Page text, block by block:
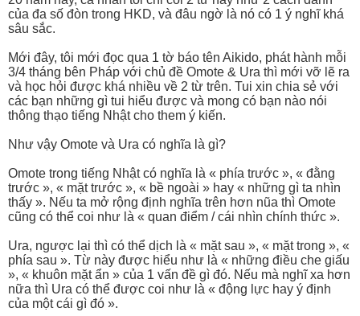
của đa số đòn trong HKD, và đâu ngờ là nó có 1 ý nghĩ khá
sâu sắc.
Mới đây, tôi mới đọc qua 1 tờ báo tên Aikido, phát hành mỗi
3/4 tháng bên Pháp với chủ đề Omote & Ura thì mới vỡ lẽ ra
và học hỏi được khá nhiều về 2 từ trên. Tui xin chia sẻ với
các bạn những gì tui hiểu được và mong có bạn nào nói
thông thạo tiếng Nhật cho them ý kiến.
Như vậy Omote và Ura có nghĩa là gì?
Omote trong tiếng Nhật có nghĩa là « phía trước », « đằng
trước », « mặt trước », « bề ngoài » hay « những gì ta nhìn
thấy ». Nếu ta mở rộng định nghĩa trên hơn nũa thì Omote
cũng có thể coi như là « quan điểm / cái nhìn chính thức ».
Ura, ngược lại thì có thể dịch là « mặt sau », « mặt trong », «
phía sau ». Từ này được hiểu như là « những điều che giấu
», « khuôn mặt ẩn » của 1 vấn đề gì đó. Nếu mà nghĩ xa hơn
nữa thì Ura có thể được coi như là « động lực hay ý định
của một cái gì đó ».